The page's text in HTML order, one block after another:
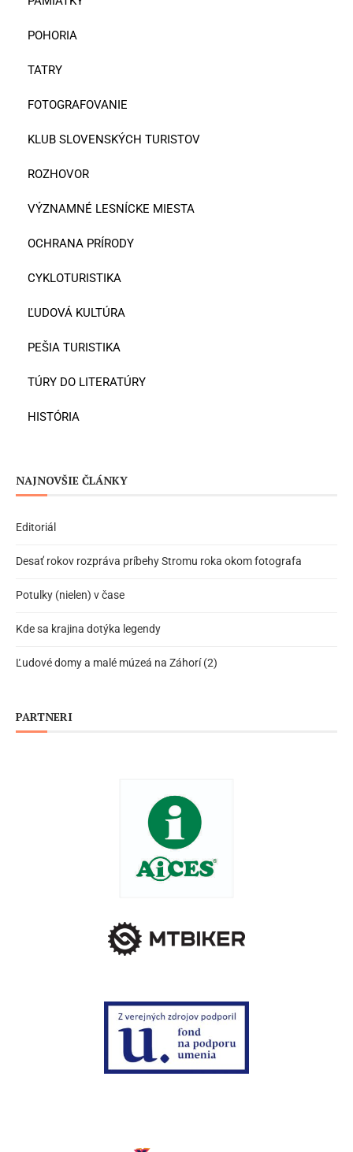
POHORIA
TATRY
FOTOGRAFOVANIE
KLUB SLOVENSKÝCH TURISTOV
ROZHOVOR
VÝZNAMNÉ LESNÍCKE MIESTA
OCHRANA PRÍRODY
CYKLOTURISTIKA
ĽUDOVÁ KULTÚRA
PEŠIA TURISTIKA
TÚRY DO LITERATÚRY
HISTÓRIA
NAJNOVŠIE ČLÁNKY
Editoriál
Desať rokov rozpráva príbehy Stromu roka okom fotografa
Potulky (nielen) v čase
Kde sa krajina dotýka legendy
Ľudové domy a malé múzeá na Záhorí (2)
PARTNERI